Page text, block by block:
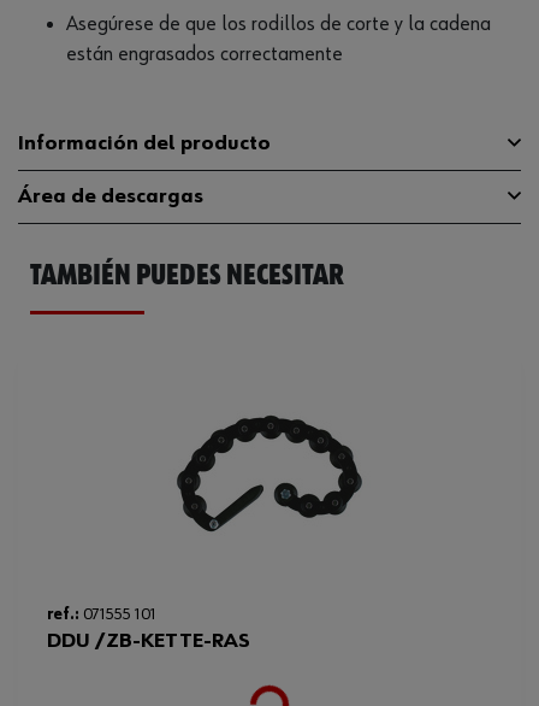
Asegúrese de que los rodillos de corte y la cadena
están engrasados correctamente
Información del producto
Longitud 250 mm
Capacidad de corte máxima en
Peso del producto (por artículo)
120 mm
Área de descargas
Catálogo General 07155510
TAMBIÉN PUEDES NECESITAR
ref.: 071555 101
DDU /ZB-KETTE-RAS